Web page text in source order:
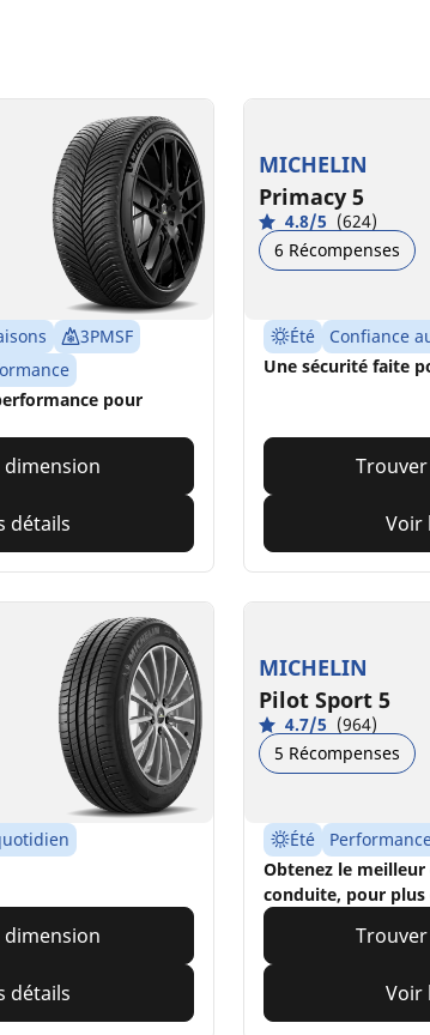
3PMSF
pour
détails
MICHELIN
Primacy 5
4.8/5 (624)
6 Récompenses
Été
Confiance
Une sécurité faite
Voir
détails
MICHELIN
Pilot Sport 5
4.7/5 (964)
5 Récompenses
Été
Obtenez le
conduite, pour
Voir